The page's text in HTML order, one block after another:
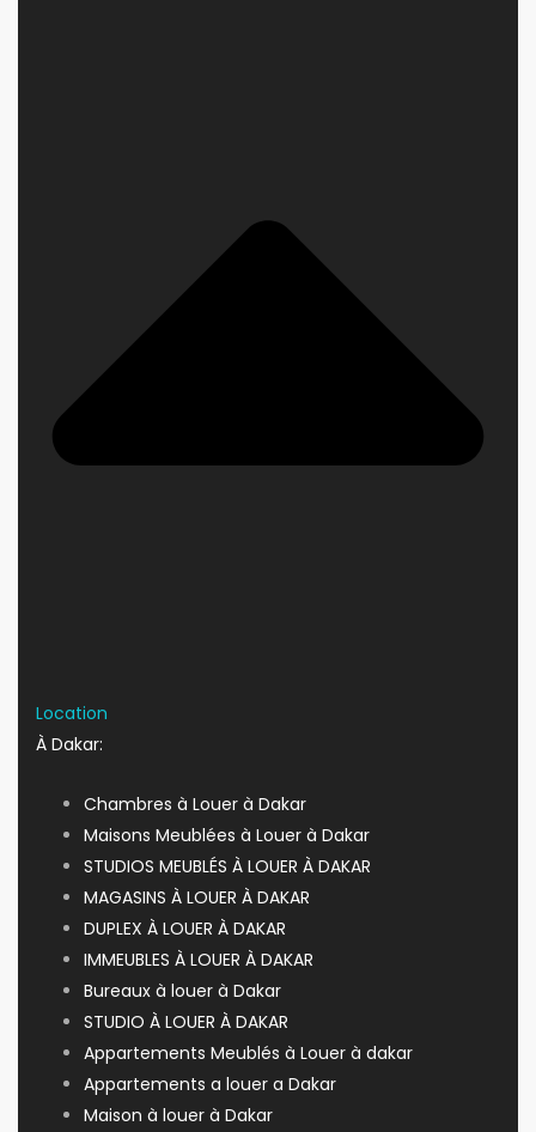
Location
À Dakar:
Chambres à Louer à Dakar
Maisons Meublées à Louer à Dakar
STUDIOS MEUBLÉS À LOUER À DAKAR
MAGASINS À LOUER À DAKAR
DUPLEX À LOUER À DAKAR
IMMEUBLES À LOUER À DAKAR
Bureaux à louer à Dakar
STUDIO À LOUER À DAKAR
Appartements Meublés à Louer à dakar
Appartements a louer a Dakar
Maison à louer à Dakar